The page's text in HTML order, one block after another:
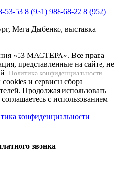
53-53 8 (931) 988-68-22 8 (952)
Мега Дыбенко, выставка
«53 МАСТЕРА». Все права
представленные на сайте, не
Политика конфиденциальности
и сервисы сбора
Продолжая использовать
с использованием
конфиденциальности
звонка